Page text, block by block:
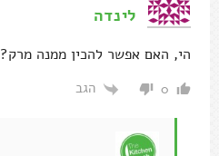
לינדה
הי, האם אפשר להכין ממנה מרק?
0 הגב